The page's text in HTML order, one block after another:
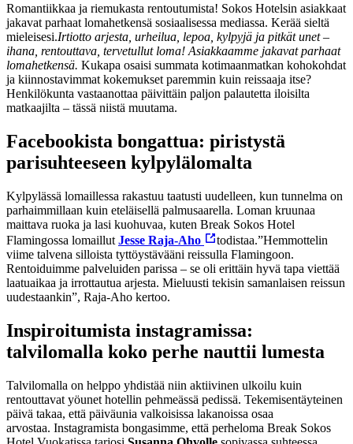
Romantiikkaa ja riemukasta rentoutumista! Sokos Hotelsin asiakkaat
jakavat parhaat lomahetkensä sosiaalisessa mediassa. Kerää sieltä
mieleisesi.Irtiotto arjesta, urheilua, lepoa, kylpyjä ja pitkät unet –
ihana, rentouttava, tervetullut loma! Asiakkaamme jakavat parhaat
lomahetkensä. Kukapa osaisi summata kotimaanmatkan kohokohdat
ja kiinnostavimmat kokemukset paremmin kuin reissaaja itse?
Henkilökunta vastaanottaa päivittäin paljon palautetta iloisilta
matkaajilta – tässä niistä muutama.
Facebookista bongattua: piristystä
parisuhteeseen kylpylälomalta
Kylpylässä lomaillessa rakastuu taatusti uudelleen, kun tunnelma on
parhaimmillaan kuin eteläisellä palmusaarella. Loman kruunaa
maittava ruoka ja lasi kuohuvaa, kuten Break Sokos Hotel
Flamingossa lomaillut Jesse Raja-Aho todistaa.”Hemmottelin
viime talvena silloista tyttöystävääni reissulla Flamingoon.
Rentoiduimme palveluiden parissa – se oli erittäin hyvä tapa viettää
laatuaikaa ja irrottautua arjesta. Mieluusti tekisin samanlaisen reissun
uudestaankin”, Raja-Aho kertoo.
Inspiroitumista instagramissa:
talvilomalla koko perhe nauttii lumesta
Talvilomalla on helppo yhdistää niin aktiivinen ulkoilu kuin
rentouttavat yöunet hotellin pehmeässä pedissä. Tekemisentäyteinen
päivä takaa, että päiväunia valkoisissa lakanoissa osaa
arvostaa. Instagramista bongasimme, että perheloma Break Sokos